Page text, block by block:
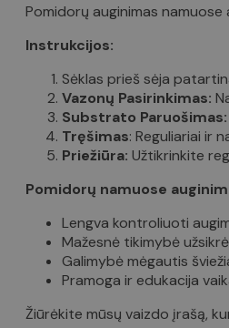
Pomidorų auginimas
Instrukcijos:
Sėklas prieš sėja
Vazonų Pasirinkimas:
Substrato Paruošimas:
Tręšimas: Reguliariai ir
Priežiūra: Užtikrinkite
Pomidorų namuose
Lengva kontroliuoti
Mažesnė tikimybė
Galimybė mėgautis
Pramoga ir edukacija
Žiūrėkite mūsų vaizdo įrašą,